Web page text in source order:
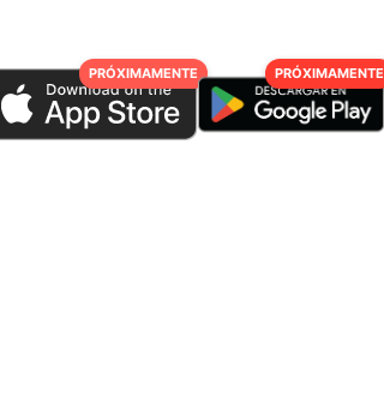
PRÓXIMAMENTE PRÓXIMAMENTE